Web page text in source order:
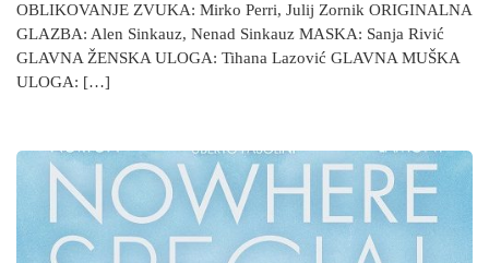
OBLIKOVANJE ZVUKA: Mirko Perri, Julij Zornik ORIGINALNA
GLAZBA: Alen Sinkauz, Nenad Sinkauz MASKA: Sanja Rivić
GLAVNA ŽENSKA ULOGA: Tihana Lazović GLAVNA MUŠKA
ULOGA: […]